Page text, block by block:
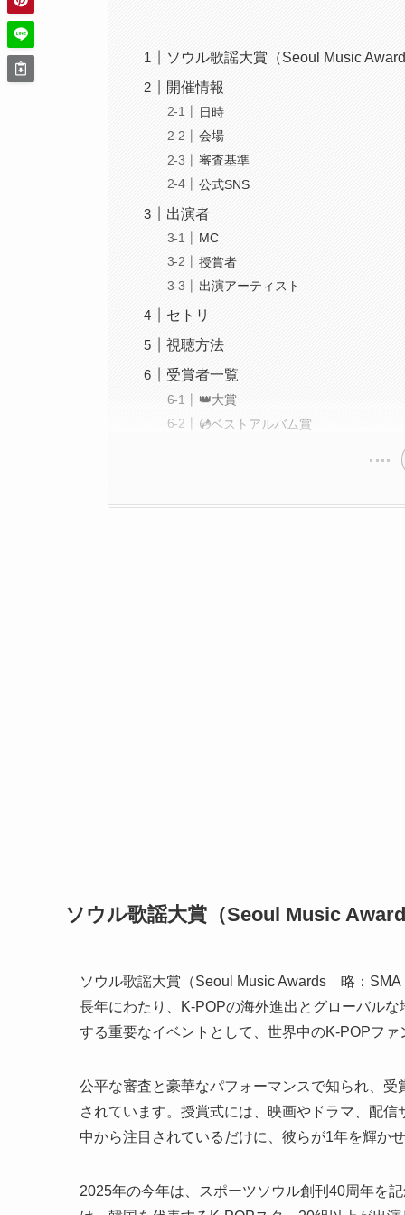
ソウル歌謡大賞（Seoul Music
開催情報
日時
会場
審査基準
公式SNS
出演者
MC
授賞者
出演アーティスト
セトリ
視聴方法
受賞者一覧
👑大賞
💿ベストアルバム賞
ソウル歌謡大賞（Seoul Music
ソウル歌謡大賞（Seoul Music Awards 略：
長年にわたり、K-POPの海外進出とグローバル
する重要なイベントとして、世界中のK-POPフ
公平な審査と豪華なパフォーマンスで知られ、
されています。授賞式には、映画やドラマ、配
中から注目されているだけに、彼らが1年を輝か
2025年の今年は、スポーツソウル創刊40周年を